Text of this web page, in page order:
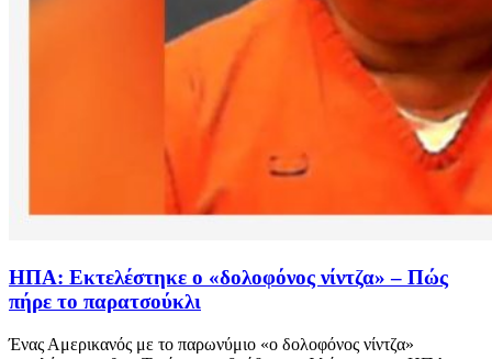
ΗΠΑ: Εκτελέστηκε ο «δολοφόνος νίντζα» – Πώς
πήρε το παρατσούκλι
Ένας Αμερικανός με το παρωνύμιο «ο δολοφόνος νίντζα»